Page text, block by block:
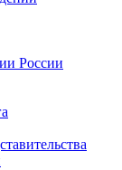
России